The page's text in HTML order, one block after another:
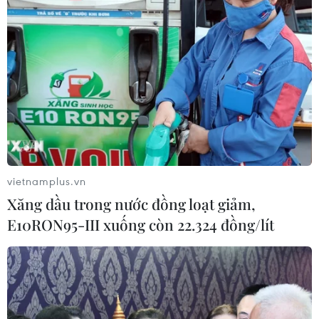
(TTXVN/Vietnam+)
#Park Hang Seo #SEA Games 30
#U22 Việt Nam
#Huy chương vàng Sea Games
#Họp báo Brunei
vietnamplus.vn
Xăng dầu trong nước đồng loạt giảm,
E10RON95-III xuống còn 22.324 đồng/lít